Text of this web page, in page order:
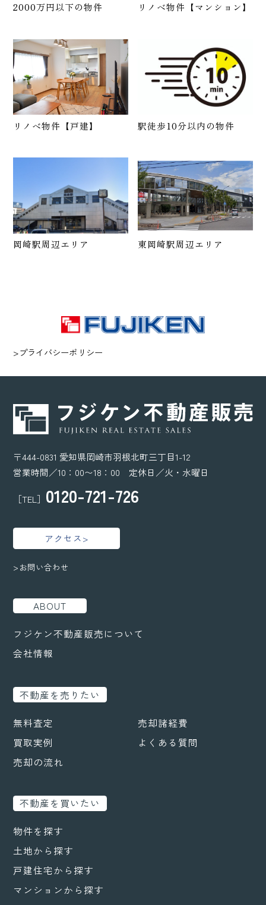
2000万円以下の物件 リノベ物件【マンション】
リノベ物件【戸建】 駅徒歩10分以内の物件
岡崎駅周辺エリア 東岡崎駅周辺エリア
>プライバシーポリシー
〒444-0831 愛知県岡崎市羽根北町三丁目1-12
営業時間／10：00〜18：00 定休日／火・水曜日
［TEL］ 0120-721-726
アクセス>
>お問い合わせ
ABOUT
フジケン不動産販売について
会社情報
不動産を売りたい
無料査定
買取実例
売却の流れ
売却諸経費
よくある質問
不動産を買いたい
物件を探す
土地から探す
戸建住宅から探す
マンションから探す